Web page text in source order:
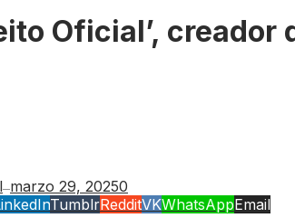
Oficial’,
—marzo 29, 20250
TumblrRedditVKWhatsAppEmail